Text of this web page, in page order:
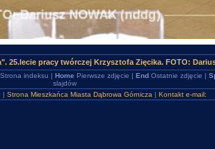
25.lecie pracy twórczej Krzysztofa Zięcika. FOTO:
Strona indeksu | Home Pierwsze zdjęcie | EndOstatnie zdjęcie |
slajdów
| Strona Mieszkańca Miasta Dąbrowa Górnicza | Kontakt e-mail: